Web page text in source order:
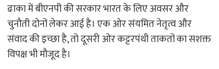
ढाका में बीएनपी की सरकार भारत के लिए अवसर और
चुनौती दोनों लेकर आई है। एक ओर संयमित नेतृत्व और
संवाद की इच्छा है, तो दूसरी ओर कट्टरपंथी ताकतों का सशक्त
विपक्ष भी मौजूद है।